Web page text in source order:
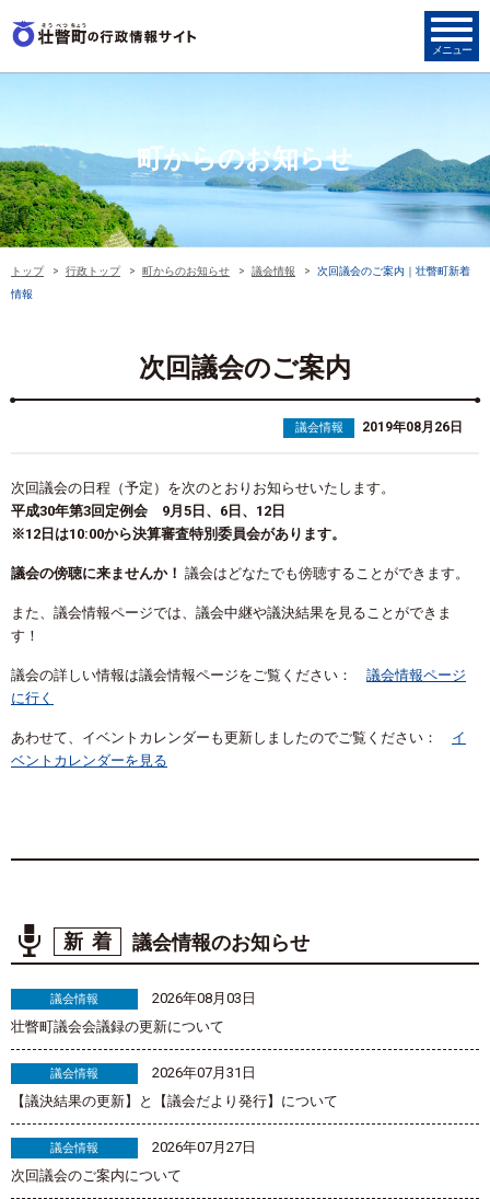
町からのお知らせ
トップ 行政トップ 町からのお知らせ 議会情報
次回議会のご案内｜壮瞥町新着
情報
次回議会のご案内
議会情報 2019年08月26日
次回議会の日程（予定）を次のとおりお知らせいたします。
平成30年第3回定例会 9月5日、6日、12日
※12日は10:00から決算審査特別委員会があります。
議会の傍聴に来ませんか！ 議会はどなたでも傍聴することができます。
また、議会情報ページでは、議会中継や議決結果を見ることができま
す！
議会の詳しい情報は議会情報ページをご覧ください： 議会情報ページ
に行く
あわせて、イベントカレンダーも更新しましたのでご覧ください： イ
ベントカレンダーを見る
新着 議会情報のお知らせ
議会情報
2026年08月03日
壮瞥町議会会議録の更新について
議会情報
2026年07月31日
【議決結果の更新】と【議会だより発行】について
議会情報
2026年07月27日
次回議会のご案内について